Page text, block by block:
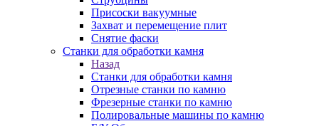
Присоски вакуумные
Захват и перемещение плит
Снятие фаски
Станки для обработки камня
Назад
Станки для обработки камня
Отрезные станки по камню
Фрезерные станки по камню
Полировальные машины по камню